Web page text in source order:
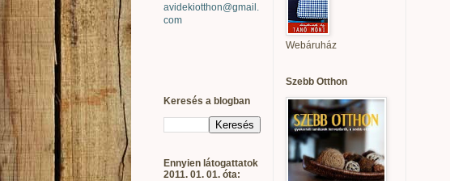
avidekiotthon@gmail.
com
Keresés a blogban
Ennyien látogattatok
2011. 01. 01. óta:
Webáruház
Szebb Otthon